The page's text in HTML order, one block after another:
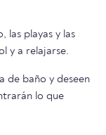
las playas y las
y a relajarse.
de baño y deseen
lo que